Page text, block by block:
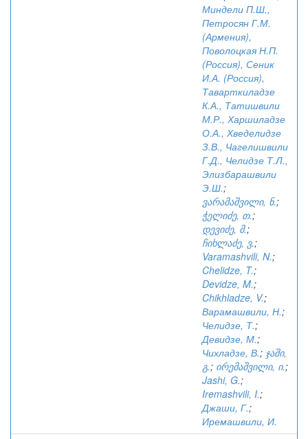
Миндели П.Ш.,
Петросян Г.М.
(Армения),
Поволоцкая Н.П.
(Россия), Сеник
И.А. (Россия),
Таварткиладзе
К.А., Татишвили
М.Р., Харшиладзе
О.А., Хведелидзе
З.В., Чагелишвили
Г.Д., Челидзе Т.Л.,
Элизбарашвили
Э.Ш.;
ვარამაშვილი, ნ.;
ჭელიძე, თ.;
დევიძე, მ.;
ჩიხლაძე, ვ.;
Varamashvili, N.;
Chelidze, T.;
Devidze, M.;
Chikhladze, V.;
Варамашвили, Н.;
Челидзе, Т.;
Девидзе, М.;
Чихладзе, В.; ჯაში,
გ.; ირემაშვილი, ი.;
Jashi, G.;
Iremashvili, I.;
Джаши, Г.;
Иремашвили, И.